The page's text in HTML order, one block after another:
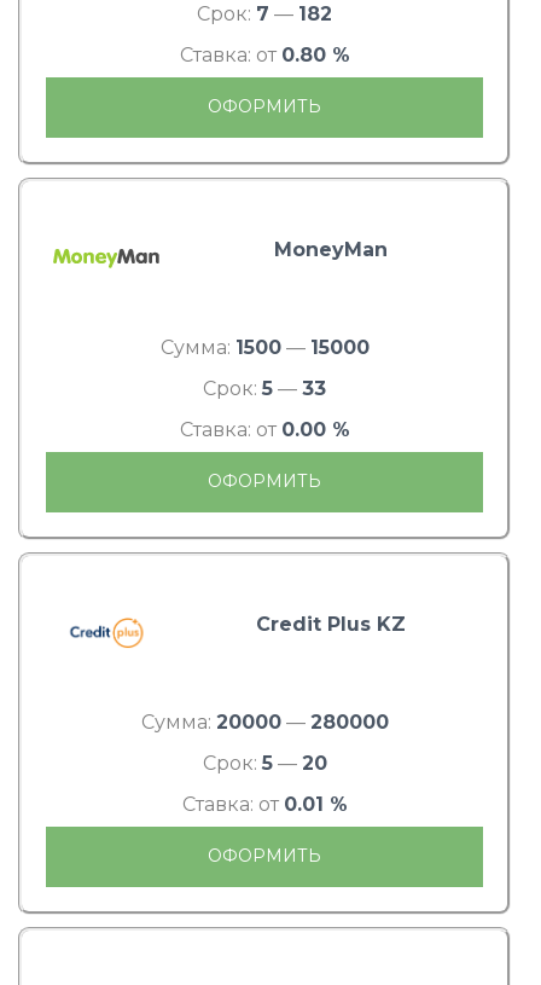
Срок: 7 — 182
Ставка: от 0.80 %
ОФОРМИТЬ
MoneyMan
Сумма: 1500— 15000
Срок: 5 — 33
Ставка: от 0.00 %
ОФОРМИТЬ
Credit Plus KZ
Сумма: 20000— 280000
Срок: 5— 20
Ставка: от 0.01 %
ОФОРМИТЬ